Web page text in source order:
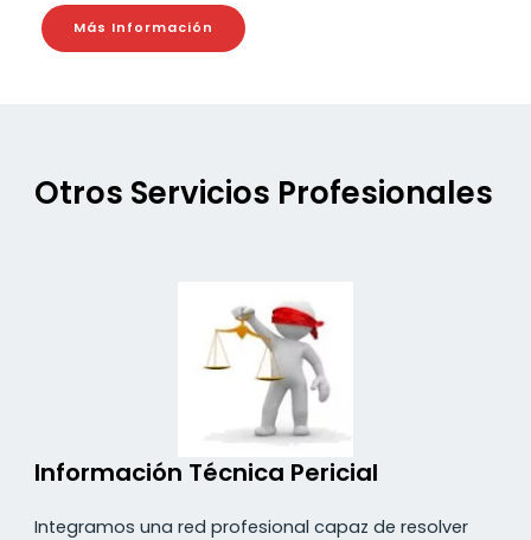
Más Información
Otros Servicios Profesionales
Información Técnica Pericial
Integramos una red profesional capaz de resolver